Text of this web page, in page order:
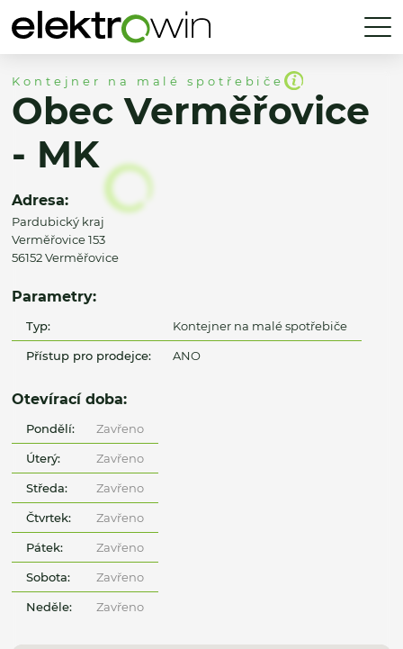
Kontejner na malé spotřebiče
Obec Verměřovice
- MK
Adresa:
Pardubický kraj
Verměřovice 153
56152 Verměřovice
Parametry:
Typ: Kontejner na malé spotřebiče
Přístup pro prodejce: ANO
Otevírací doba:
Pondělí: Zavřeno
Úterý: Zavřeno
Středa: Zavřeno
Čtvrtek: Zavřeno
Pátek: Zavřeno
Sobota: Zavřeno
Neděle: Zavřeno